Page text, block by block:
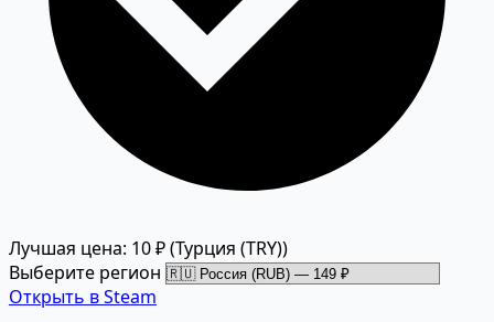
Лучшая цена: 10 ₽(Турция (TRY))
Выберите регион
Открыть в Steam